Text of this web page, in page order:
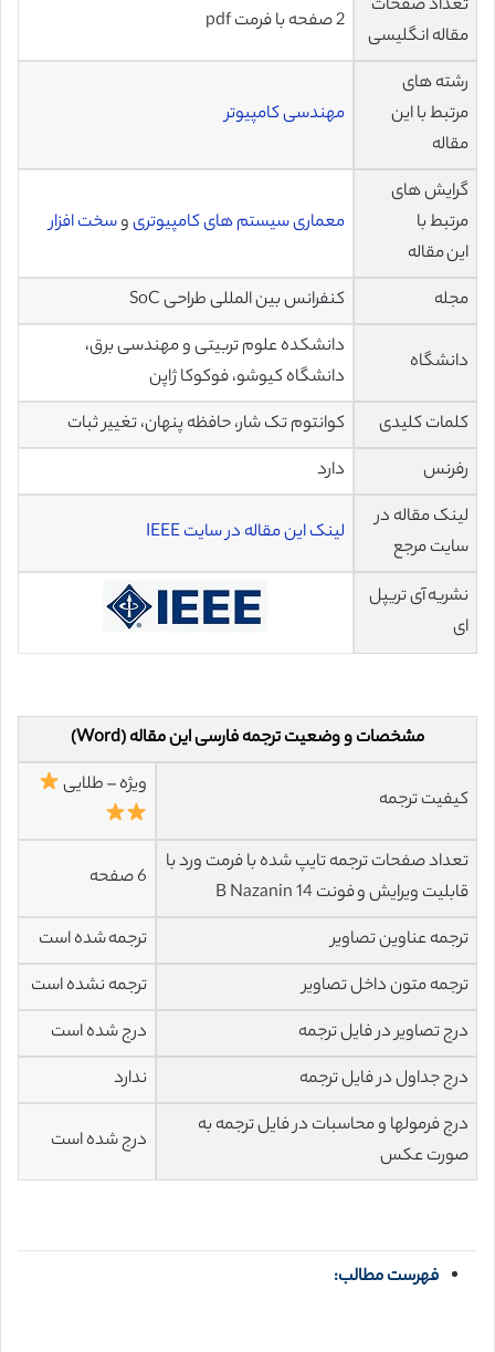
تعداد صفحات
مقاله انگلیسی
2 صفحه با فرمت pdf
رشته های
مرتبط با این
مقاله
مهندسی کامپیوتر
گرایش های
مرتبط با
این مقاله
معماری سیستم های کامپیوتریوسخت افزار
مجله کنفرانس بین المللی طراحی SoC
دانشگاه
دانشکده علوم تربیتی و مهندسی برق،
دانشگاه کیوشو، فوکوكا ژاپن
کلمات کلیدی
کوانتوم تک شار، حافظه پنهان، تغییر ثبات
رفرنس
دارد
لینک مقاله در
سایت مرجع
لینک این مقاله در سایت IEEE
نشریه آی تریپل
ای
مشخصات و وضعیت ترجمه فارسی این مقاله (Word)
کیفیت ترجمه
ویژه – طلایی
تعداد صفحات ترجمه تایپ شده با فرمت ورد با
قابلیت ویرایش و فونت 14 B Nazanin
6 صفحه
ترجمه عناوین تصاویر
ترجمه شده است
ترجمه متون داخل تصاویر
ترجمه نشده است
درج تصاویر در فایل ترجمه
درج شده است
درج جداول در فایل ترجمه
ندارد
درج فرمولها و محاسبات در فایل ترجمه به
صورت عکس
درج شده است
فهرست مطالب: